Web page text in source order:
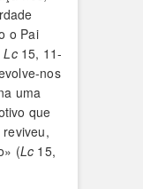
o Pai
Lc15, 11-
nos
uma
que
(Lc 15,